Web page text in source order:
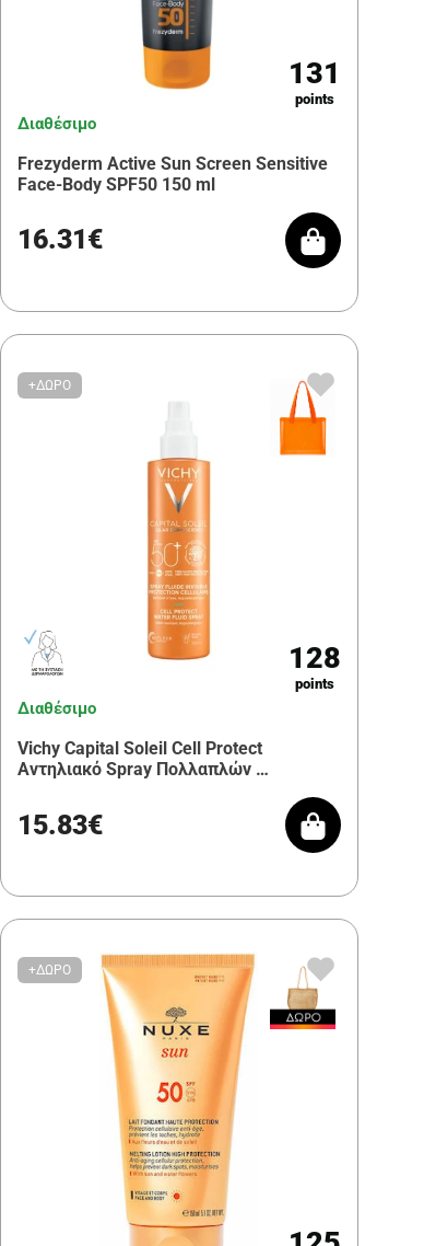
131
points
Διαθέσιμο
Frezyderm Active Sun Screen Sensitive
Face-Body SPF50 150 ml
16.31€
+ΔΩΡΟ
128
points
Διαθέσιμο
Vichy Capital Soleil Cell Protect
Αντηλιακό Spray Πολλαπλών …
15.83€
+ΔΩΡΟ